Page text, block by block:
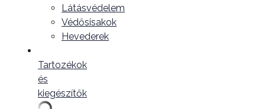
Látásvédelem
Védősisakok
Hevederek
Tartozékok
és
kiegészítők